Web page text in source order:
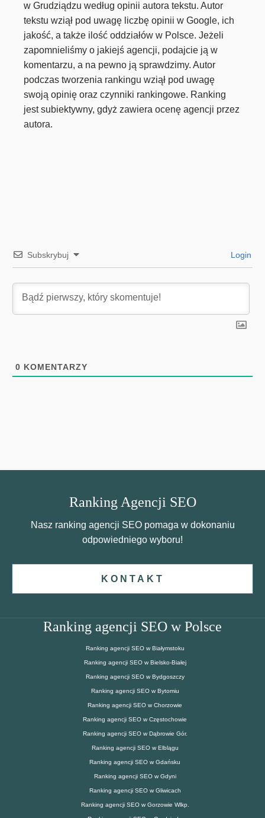
w Grudziądzu według opinii autora tekstu. Autor
tekstu wziął pod uwagę liczbę opinii w Google, ich
jakość, a także ilość oddziałów w Polsce. Jeżeli
zapomnieliśmy o jakiejś agencji, podajcie ją w
komentarzu, a na pewno ją sprawdzimy. Autor
podczas tworzenia rankingu wziął pod uwagę
swoją opinię oraz czynniki rankingowe. Ranking
jest subiektywny, gdyż zawiera ocenę agencji przez
autora.
Subskrybuj Login
0 KOMENTARZY
Ranking Agencji SEO
Nasz ranking agencji SEO pomaga w dokonaniu
odpowiedniego wyboru!
KONTAKT
Ranking agencji SEO w Polsce
Ranking agencji SEO w Białymstoku
Ranking agencji SEO w Bielsko-Białej
Ranking agencji SEO w Bydgoszczy
Ranking agencji SEO w Bytomiu
Ranking agencji SEO w Chorzowie
Ranking agencji SEO w Częstochowie
Ranking agencji SEO w Dąbrowie Gór.
Ranking agencji SEO w Elblągu
Ranking agencji SEO w Gdańsku
Ranking agencji SEO w Gdyni
Ranking agencji SEO w Gliwicach
Ranking agencji SEO w Gorzowie Wlkp.